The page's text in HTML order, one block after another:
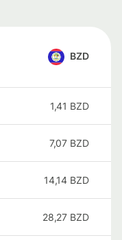
BZD
1,41 BZD
7,07 BZD
14,14 BZD
28,27 BZD